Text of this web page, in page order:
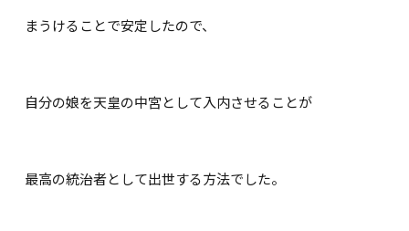
まうけることで安定したので、
自分の娘を天皇の中宮として入内させることが
最高の統治者として出世する方法でした。